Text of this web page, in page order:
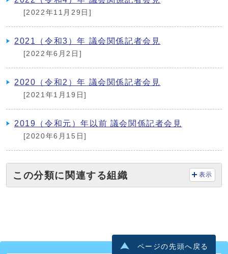
[2022年11月29日]
2021（令和3）年 議会関係記者会見
[2022年6月2日]
2020（令和2）年 議会関係記者会見
[2021年1月19日]
2019（令和元）年以前 議会関係記者会見
[2020年6月15日]
この分類に関連する組織 表示
ページの先頭へ戻る